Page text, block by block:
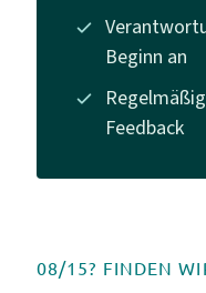
08/15? FINDEN
Beginn an
Feedback